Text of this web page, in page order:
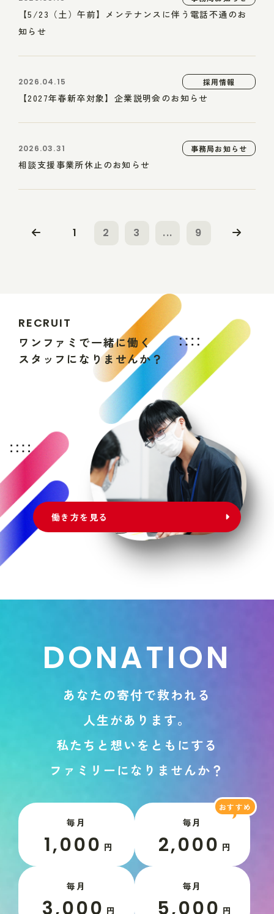
【5/23（土）午前】メンテナンスに伴う電話不通のお
知らせ
2026.04.15 採用情報
【2027年春新卒対象】企業説明会のお知らせ
2026.03.31 事務局お知らせ
相談支援事業所休止のお知らせ
1 2 3 ... 9
RECRUIT
ワ ン フ ァ ミ で一緒に働 く
ス タ ッ フ にな りま せんか？
働き方を見る
DONATION
あ な たの寄付で救われ る
人生があ り ま す。
私た ち と 想い を と も にする
フ ァ ミ リ ーに な り ま せんか ？
毎月
1,000 円
毎月
2,000 円
毎月
3,000 円
毎月
5,000 円